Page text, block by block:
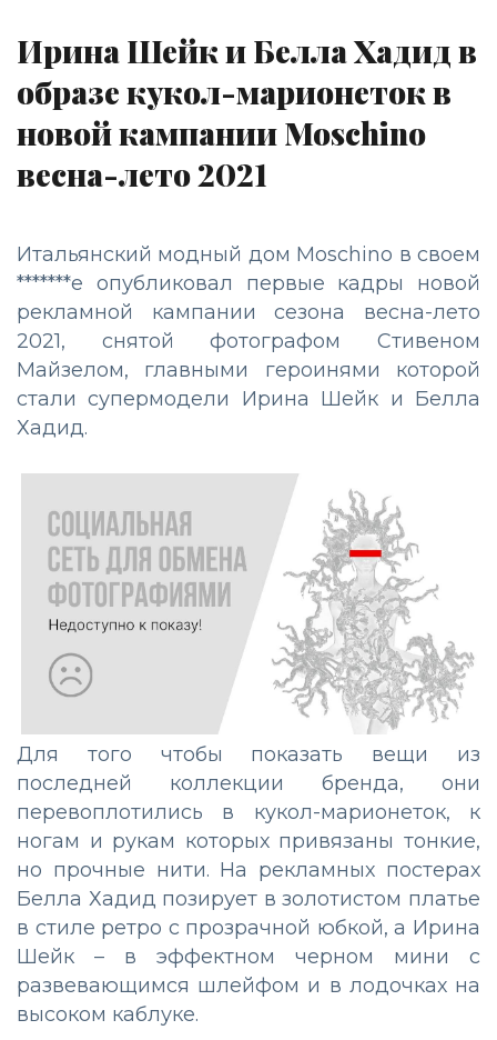
Ирина Шейк и Белла Хадид в
образе кукол-марионеток в
новой кампании Moschino
весна-лето 2021
Итальянский модный дом Moschino в своем
*******е опубликовал первые кадры новой
рекламной кампании сезона весна-лето
2021, снятой фотографом Стивеном
Майзелом, главными героинями которой
стали супермодели Ирина Шейк и Белла
Хадид.
Для того чтобы показать вещи из
последней коллекции бренда, они
перевоплотились в кукол-марионеток, к
ногам и рукам которых привязаны тонкие,
но прочные нити. На рекламных постерах
Белла Хадид позирует в золотистом платье
в стиле ретро с прозрачной юбкой, а Ирина
Шейк – в эффектном черном мини с
развевающимся шлейфом и в лодочках на
высоком каблуке.